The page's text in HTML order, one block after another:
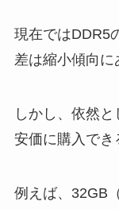
現在ではDDR5
差は縮小傾向に
しかし、依然
安価に購入でき
例えば、32GB